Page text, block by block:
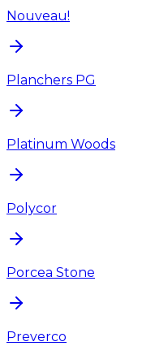
Nouveau!
Planchers PG
Platinum Woods
Polycor
Porcea Stone
Preverco